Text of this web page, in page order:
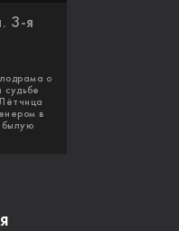
3-я
о
судьбе
в
былую